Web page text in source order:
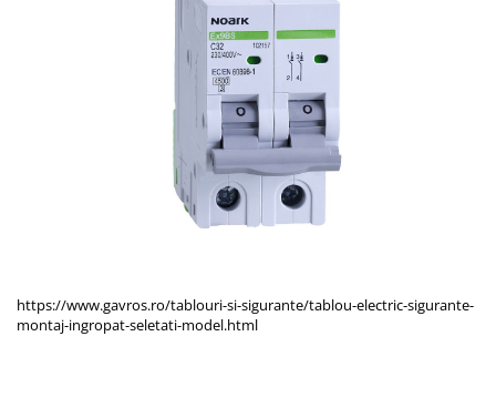
https://www.gavros.ro/tablouri-si-sigurante/tablou-electric-sigurante-
montaj-ingropat-seletati-model.html